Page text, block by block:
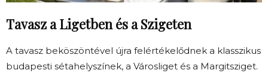
Tavasz a Ligetben és a Szigeten
A tavasz beköszöntével újra felértékelődnek a klasszikus
budapesti sétahelyszínek, a Városliget és a Margitsziget.